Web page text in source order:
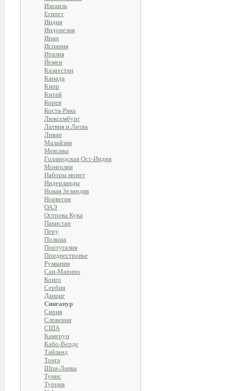
Израиль
Египет
Индия
Индонезия
Иран
Испания
Италия
Йемен
Казахстан
Канада
Кипр
Китай
Корея
Коста-Рика
Люксембург
Латвия и Литва
Ливан
Малайзия
Мексика
Голландская Ост-Индия
Монголия
Наборы монет
Нидерланды
Новая Зеландия
Норвегия
ОАЭ
Острова Кука
Пакистан
Перу
Польша
Португалия
Приднестровье
Румыния
Сан-Марино
Конго
Сербия
Данциг
Сингапур
Сирия
Словения
США
Камерун
Кабо-Верде
Тайланд
Тонга
Шри-Ланка
Тунис
Турция